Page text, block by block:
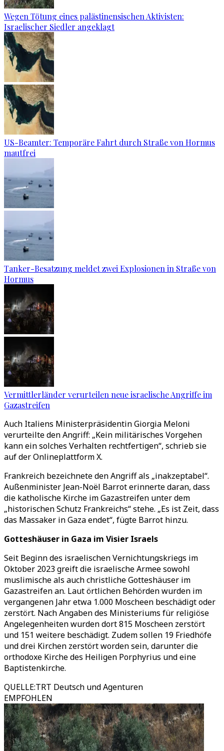
Wegen Tötung eines palästinensischen Aktivisten:
Israelischer Siedler angeklagt
US-Beamter: Temporäre Fahrt durch Straße von Hormus
mautfrei
Tanker-Besatzung meldet zwei Explosionen in Straße von
Hormus
Vermittlerländer verurteilen neue israelische Angriffe im
Gazastreifen
Auch Italiens Ministerpräsidentin Giorgia Meloni
verurteilte den Angriff: „Kein militärisches Vorgehen
kann ein solches Verhalten rechtfertigen“, schrieb sie
auf der Onlineplattform X.
Frankreich bezeichnete den Angriff als „inakzeptabel“.
Außenminister Jean-Noël Barrot erinnerte daran, dass
die katholische Kirche im Gazastreifen unter dem
„historischen Schutz Frankreichs“ stehe. „Es ist Zeit, dass
das Massaker in Gaza endet“, fügte Barrot hinzu.
Gotteshäuser in Gaza im Visier Israels
Seit Beginn des israelischen Vernichtungskriegs im
Oktober 2023 greift die israelische Armee sowohl
muslimische als auch christliche Gotteshäuser im
Gazastreifen an. Laut örtlichen Behörden wurden im
vergangenen Jahr etwa 1.000 Moscheen beschädigt oder
zerstört. Nach Angaben des Ministeriums für religiöse
Angelegenheiten wurden dort 815 Moscheen zerstört
und 151 weitere beschädigt. Zudem sollen 19 Friedhöfe
und drei Kirchen zerstört worden sein, darunter die
orthodoxe Kirche des Heiligen Porphyrius und eine
Baptistenkirche.
QUELLE:TRT Deutsch und Agenturen
EMPFOHLEN